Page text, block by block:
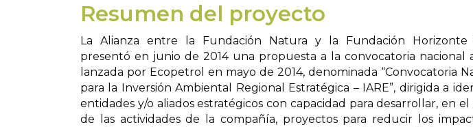
Resumen del proyecto
La Alianza entre la Fundación Natura y la Fundación Horizonte
presentó en junio de 2014 una propuesta a la convocatoria nacional
lanzada por Ecopetrol en mayo de 2014, denominada “Convocatoria
para la Inversión Ambiental Regional Estratégica – IARE”, dirigida a
entidades y/o aliados estratégicos con capacidad para desarrollar, en el
de las actividades de la compañía, proyectos para reducir los